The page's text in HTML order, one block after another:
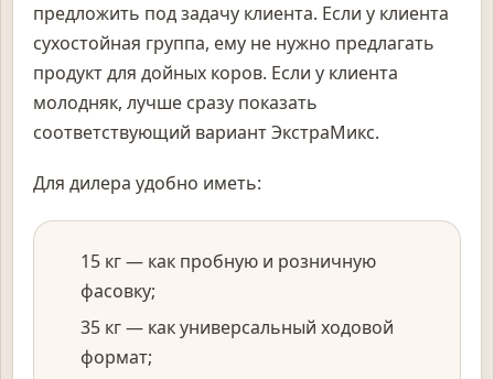
предложить под задачу клиента. Если у клиента
сухостойная группа, ему не нужно предлагать
продукт для дойных коров. Если у клиента
молодняк, лучше сразу показать
соответствующий вариант ЭкстраМикс.
Для дилера удобно иметь:
15 кг — как пробную и розничную
фасовку;
35 кг — как универсальный ходовой
формат;